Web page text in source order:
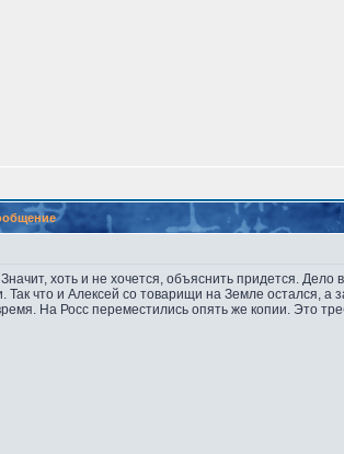
хоть и не хочется, объяснить придется. Дело
что и Алексей со товарищи на Земле остался, а
На Росс переместились опять же копии. Это